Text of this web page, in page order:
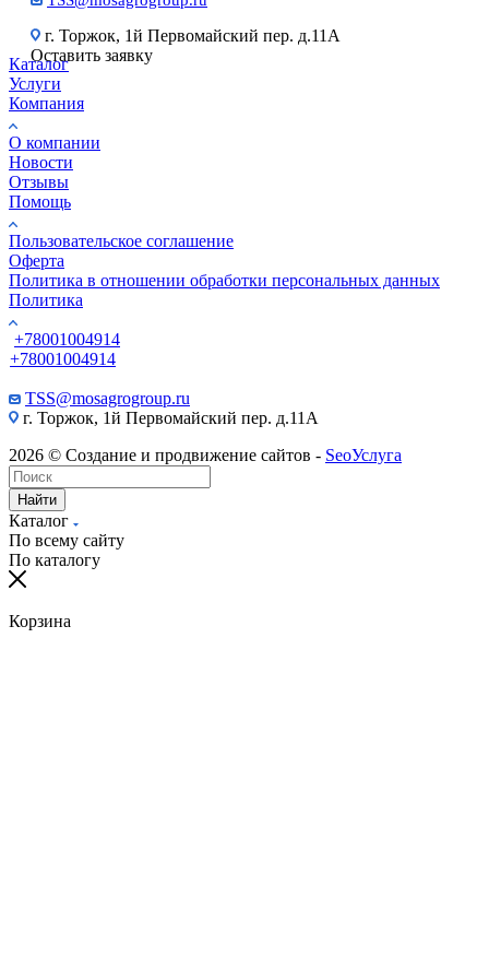
г. Торжок, 1й Первомайский пер. д.11А
Оставить заявку
Каталог
Услуги
Компания
О компании
Новости
Отзывы
Помощь
Пользовательское соглашение
Оферта
Политика в отношении обработки персональных данных
Политика
+78001004914
+78001004914
TSS@mosagrogroup.ru
г. Торжок, 1й Первомайский пер. д.11А
2026 © Создание и продвижение сайтов - SeoУслуга
Найти
Каталог
По всему сайту
По каталогу
Корзина